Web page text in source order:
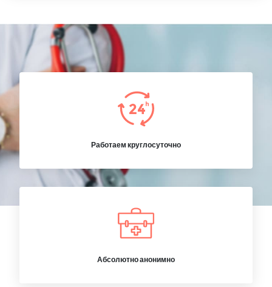
Работаем круглосуточно
Абсолютно анонимно